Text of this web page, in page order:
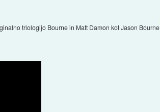
triologijo Bourne in Matt Damon kot Jason Bourne